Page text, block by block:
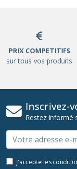
PRIX COMPETITIFS
sur tous vos produits
Inscrivez-
Restez informé
Email
J'accepte les